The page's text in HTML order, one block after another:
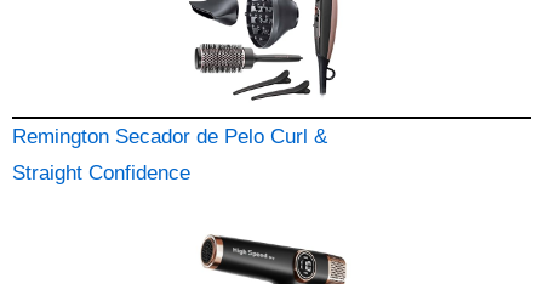
Remington Secador de Pelo Curl &
Straight Confidence